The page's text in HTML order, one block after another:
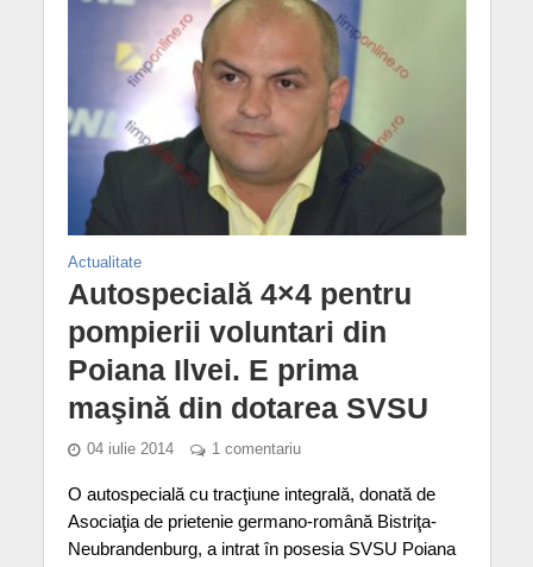
Actualitate
Autospecială 4×4 pentru
pompierii voluntari din
Poiana Ilvei. E prima
maşină din dotarea SVSU
04 iulie 2014 1 comentariu
O autospecială cu tracţiune integrală, donată de
Asociaţia de prietenie germano-română Bistriţa-
Neubrandenburg, a intrat în posesia SVSU Poiana